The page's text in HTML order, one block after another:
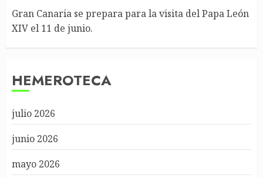
Gran Canaria se prepara para la visita del Papa León
XIV el 11 de junio.
HEMEROTECA
julio 2026
junio 2026
mayo 2026